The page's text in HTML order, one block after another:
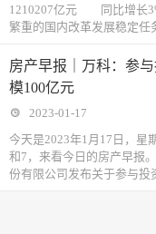
1210207亿元 同比增长
繁重的国内改革发展稳定
房产早报｜万科：参
模100亿元
2023-01-17
今天是2023年1月17日，星
和7，来看今日的房产早报
份有限公司发布关于参与投